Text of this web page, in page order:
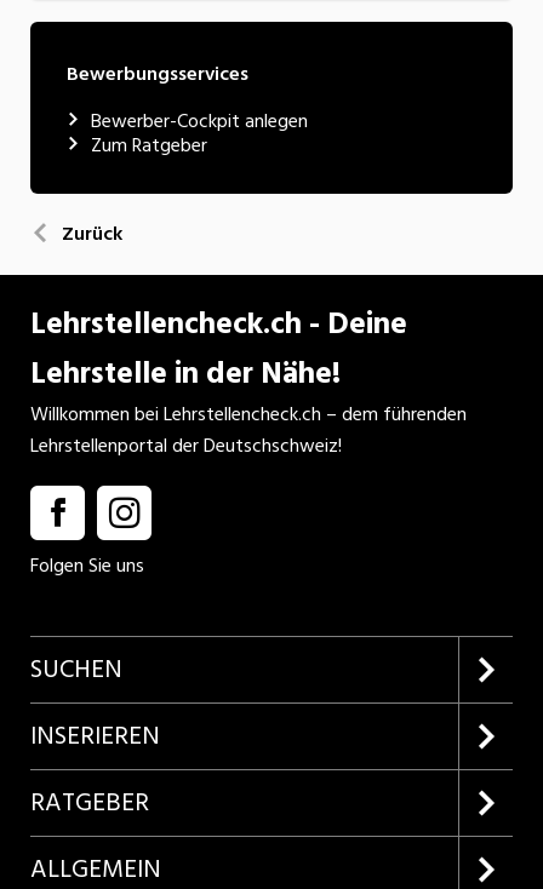
Bewerbungsservices
Bewerber-Cockpit anlegen
Zum Ratgeber
Zurück
Lehrstellencheck.ch - Deine
Lehrstelle in der Nähe!
Willkommen bei Lehrstellencheck.ch – dem führenden
Lehrstellenportal der Deutschschweiz!
Folgen Sie uns
SUCHEN
Firmenprofile entdecken
Lehrstellen suchen
INSERIEREN
Kundenlogin
Inserieren
RATGEBER
Lehrberufe entdecken
ALLGEMEIN